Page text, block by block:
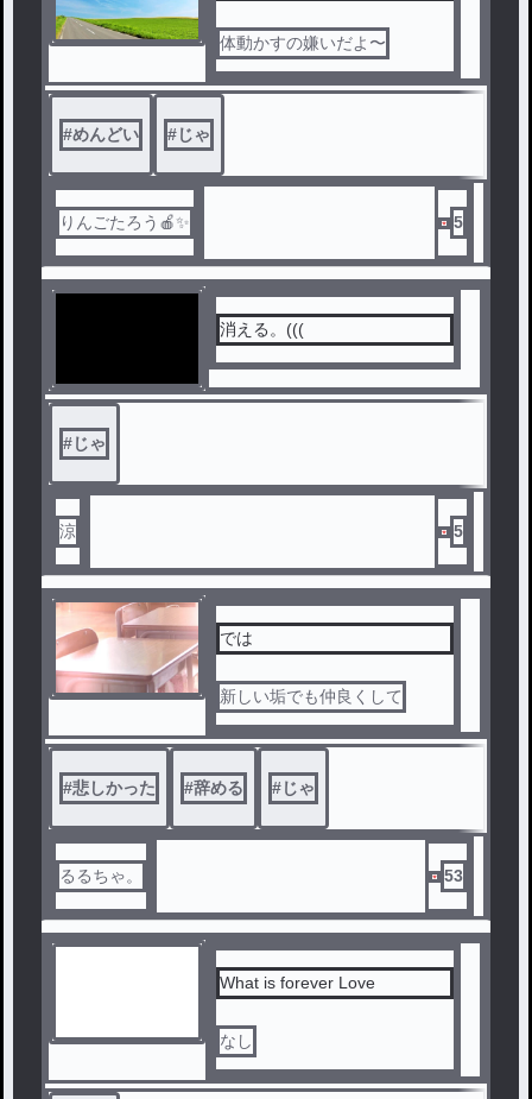
体動かすの嫌いだよ〜
#めんどい #じゃ
りんごたろう🍎✨ 5
消える。(((
#じゃ
涼 5
では
新しい垢でも仲良くして
#悲しかった #辞める #じゃ
るるちゃ。 53
What is forever Love
なし